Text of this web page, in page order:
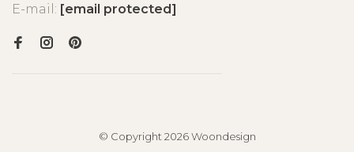
E-mail: [email protected]
© Copyright 2026 Woondesign